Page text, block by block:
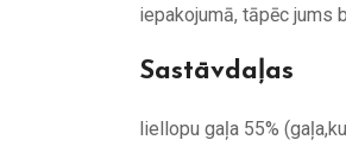
iepakojumā, tāpēc jums
Sastāvdaļas
liellopu gaļa 55%